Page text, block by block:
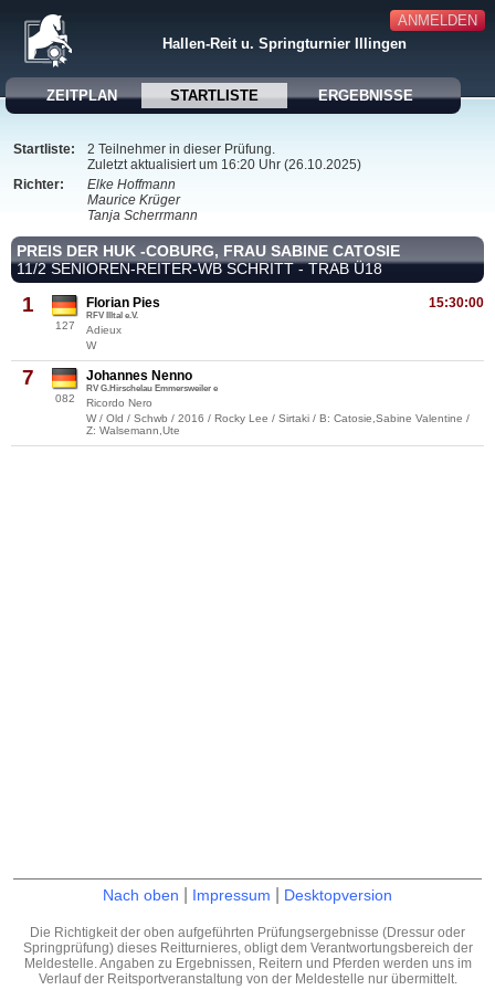
ANMELDEN
Hallen-Reit u. Springturnier Illingen
ZEITPLAN STARTLISTE ERGEBNISSE
Startliste:
2 Teilnehmer in dieser Prüfung.
Zuletzt aktualisiert um 16:20 Uhr (26.10.2025)
Richter:
Elke Hoffmann
Maurice Krüger
Tanja Scherrmann
PREIS DER HUK -COBURG, FRAU SABINE CATOSIE
11/2 SENIOREN-REITER-WB SCHRITT - TRAB Ü18
1
127
15:30:00
Florian Pies
RFV Illtal e.V.
Adieux
W
7
082
Johannes Nenno
RV G.Hirschelau Emmersweiler e
Ricordo Nero
W / Old / Schwb / 2016 / Rocky Lee / Sirtaki / B: Catosie,Sabine Valentine /
Z: Walsemann,Ute
Nach oben Impressum Desktopversion
Die Richtigkeit der oben aufgeführten Prüfungsergebnisse (Dressur oder
Springprüfung) dieses Reitturnieres, obligt dem Verantwortungsbereich der
Meldestelle. Angaben zu Ergebnissen, Reitern und Pferden werden uns im
Verlauf der Reitsportveranstaltung von der Meldestelle nur übermittelt.